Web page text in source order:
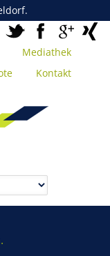
Mediathek
Kontakt